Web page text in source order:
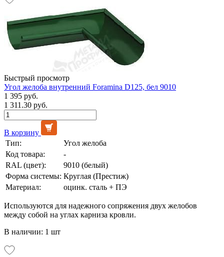
Быстрый просмотр
Угол желоба внутренний Foramina D125, бел 9010
1 395 руб.
1 311.30 руб.
В корзину
Тип:
Угол желоба
Код товара:
-
RAL (цвет):
9010 (белый)
Форма системы: Круглая (Престиж)
Материал:
оцинк. сталь + ПЭ
Используются для надежного сопряжения двух желобов
между собой на углах карниза кровли.
В наличии: 1 шт